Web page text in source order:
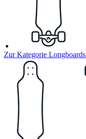
Zur Kategorie Longboards